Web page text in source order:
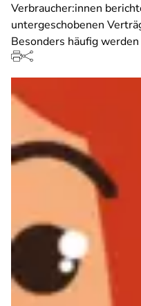
Verbraucher:innen
untergeschobenen
Besonders häufig